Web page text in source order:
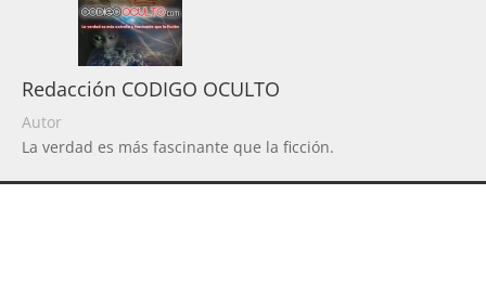
Redacción CODIGO OCULTO
Autor
La verdad es más fascinante que la ficción.